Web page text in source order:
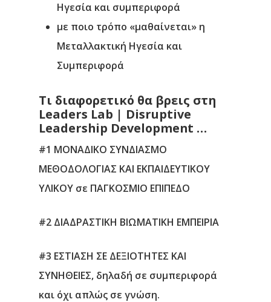
Ηγεσία και συμπεριφορά
με ποιο τρόπο «μαθαίνεται» η
Μεταλλακτική Ηγεσία και
Συμπεριφορά
Τι διαφορετικό θα βρεις στη
Leaders Lab | Disruptive
Leadership Development …
#1 ΜΟΝΑΔΙΚΟ ΣΥΝΔΙΑΣΜΟ
ΜΕΘΟΔΟΛΟΓΙΑΣ ΚΑΙ ΕΚΠΑΙΔΕΥΤΙΚΟΥ
ΥΛΙΚΟΥ σε ΠΑΓΚΟΣΜΙΟ ΕΠΙΠΕΔΟ
#2 ΔΙΑΔΡΑΣΤΙΚΗ ΒΙΩΜΑΤΙΚΗ ΕΜΠΕΙΡΙΑ
#3 ΕΣΤΙΑΣΗ ΣΕ ΔΕΞΙΟΤΗΤΕΣ ΚΑΙ
ΣΥΝΗΘΕΙΕΣ, δηλαδή σε συμπεριφορά
και όχι απλώς σε γνώση.